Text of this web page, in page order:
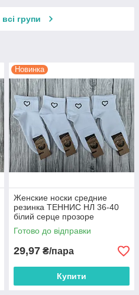
групи
Новинка
Женские носки средние
резинка ТЕННИС НЛ 36-40
білий серце прозоре
Готово до відправки
29,97 ₴/пара
Купити